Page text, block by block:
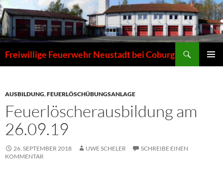
Zum
Inhalt
springen
Freiwillige Feuerwehr Neustadt bei Coburg
AUSBILDUNG,FEUERLÖSCHÜBUNGSANLAGE
Feuerlöscherausbildung am
26.09.19
26. SEPTEMBER 2018 UWE SCHELER
SCHREIBE EINEN
KOMMENTAR